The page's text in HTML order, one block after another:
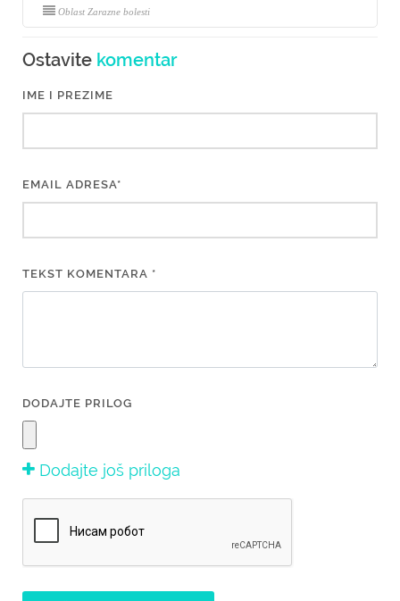
Oblast Zarazne bolesti
Ostavite komentar
IME I PREZIME
EMAIL ADRESA*
TEKST KOMENTARA *
DODAJTE PRILOG
Dodajte još priloga